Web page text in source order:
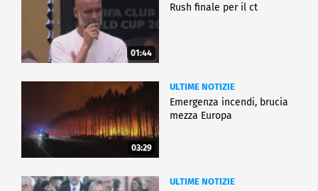
01:44
Rush finale per il ct
03:29
ULTIME NOTIZIE
Emergenza incendi, brucia
mezza Europa
ULTIME NOTIZIE